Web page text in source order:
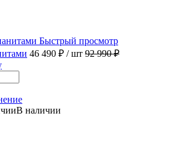
Быстрый просмотр
46 490 ₽ / шт 92 990 ₽
В наличии